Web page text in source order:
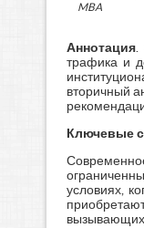
MBA
Аннотация.
трафика и
вторичный
Ключевые
условиях,
вызывающих